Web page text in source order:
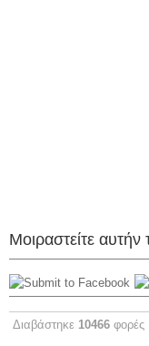
Μοιραστείτε
Διαβάστηκε 10466 φορές